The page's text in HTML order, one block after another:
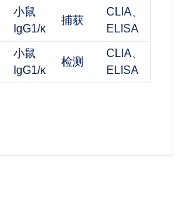
小鼠
IgG1/κ
捕获
CLIA、
ELISA
小鼠
IgG1/κ
检测
CLIA、
ELISA